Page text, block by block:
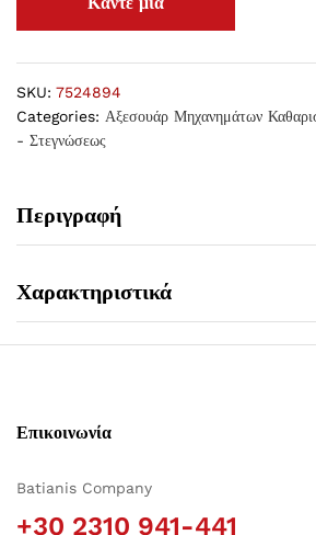
SKU: 7524894
Categories: Αξεσουάρ Μηχανημάτων
- Στεγνώσεως
Περιγραφή
Χαρακτηριστικά
Επικοινωνία
Batianis Company
+30 2310 941-441